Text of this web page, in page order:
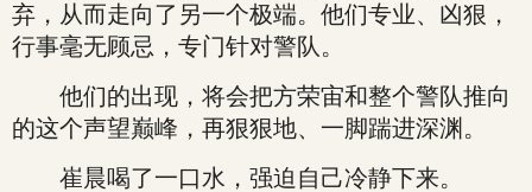
弃，从而走向了另一个极端。他们专业、凶狠，
行事毫无顾忌，专门针对警队。
他们的出现，将会把方荣宙和整个警队推向
的这个声望巅峰，再狠狠地、一脚踹进深渊。
崔晨喝了一口水，强迫自己冷静下来。